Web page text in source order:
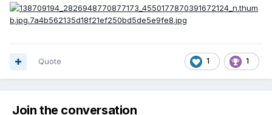
1 1
Quote
Join the conversation